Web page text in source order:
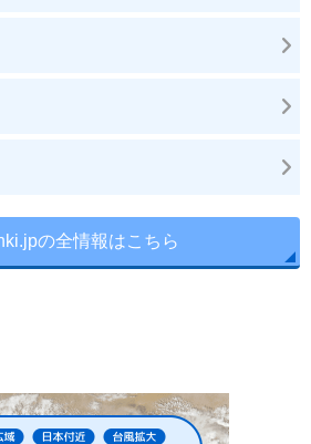
の全情報はこちら